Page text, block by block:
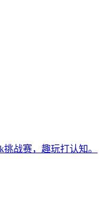
战赛，趣玩打认知。